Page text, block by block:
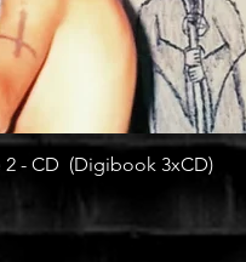
2 - CD (Digibook 3xCD)